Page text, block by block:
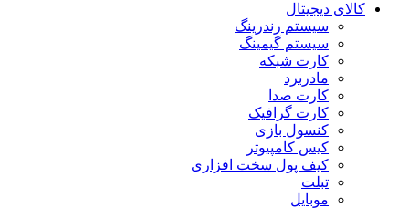
کالای دیجیتال
سیستم رندرینگ
سیستم گیمینگ
کارت شبکه
مادربرد
کارت صدا
کارت گرافیک
کنسول بازی
کیس کامپیوتر
کیف پول سخت افزاری
تبلت
موبایل